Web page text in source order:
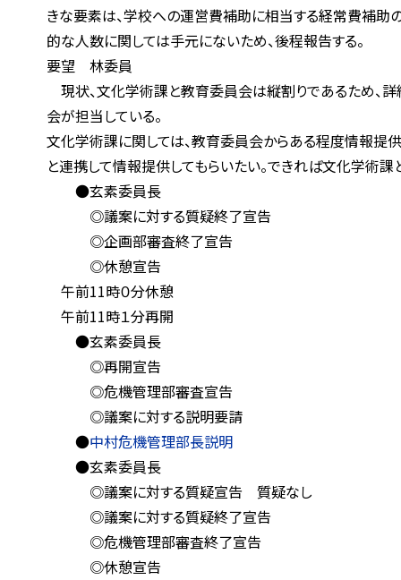
きな要素は、学校への運営費補助に相当する経常費補助の
的な人数に関しては手元にないため、後程報告する。
要望 林委員
現状、文化学術課と教育委員会は縦割りであるため、詳
会が担当している。
文化学術課に関しては、教育委員会からある程度情報提供
と連携して情報提供してもらいたい。できれば文化学術課
●玄素委員長
◎議案に対する質疑終了宣告
◎企画部審査終了宣告
◎休憩宣告
午前11時０分休憩
午前11時１分再開
●玄素委員長
◎再開宣告
◎危機管理部審査宣告
◎議案に対する説明要請
●中村危機管理部長説明
●玄素委員長
◎議案に対する質疑宣告 質疑なし
◎議案に対する質疑終了宣告
◎危機管理部審査終了宣告
◎休憩宣告